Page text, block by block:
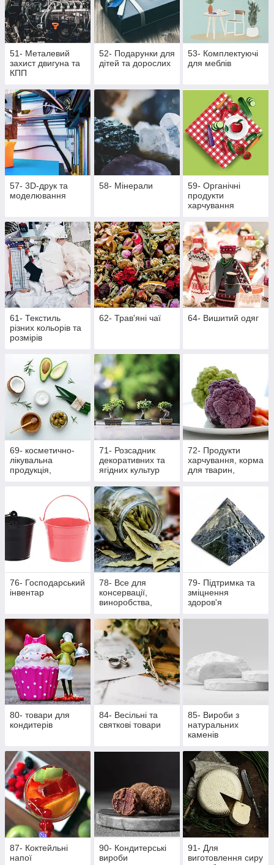
51- Металевий
захист двигуна та
КПП
52- Подарунки для
дітей та дорослих
53- Комплектуючі
для меблів
57- 3D-друк та
моделювання
58- Мінерали
59- Органічні
продукти
харчування
61- Текстиль
різних кольорів та
розмірів
62- Трав'яні чаї 64- Вишитий одяг
69- косметично-
лікувальна
продукція,
71- Розсадник
декоративних та
ягідних культур
72- Продукти
харчування, корма
для тварин,
76- Господарський
інвентар
78- Все для
консервації,
виноробства,
79- Підтримка та
зміцнення
здоров'я
80- товари для
кондитерів
84- Весільні та
святкові товари
85- Вироби з
натуральних
каменів
87- Коктейльні
напої
90- Кондитерські
вироби
91- Для
виготовлення сиру